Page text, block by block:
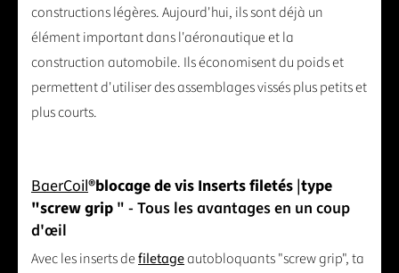
constructions légères. Aujourd'hui, ils sont déjà un
élément important dans l'aéronautique et la
construction automobile. Ils économisent du poids et
permettent d'utiliser des assemblages vissés plus petits et
plus courts.
BaerCoil®blocage de vis Inserts filetés |type
"screw grip " - Tous les avantages en un coup
d'œil
Avec les inserts defiletageautobloquants "screw grip", ta